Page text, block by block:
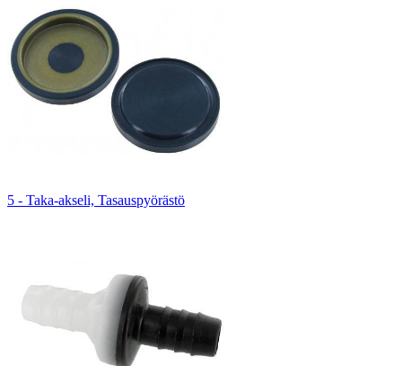
5 - Taka-akseli, Tasauspyörästö